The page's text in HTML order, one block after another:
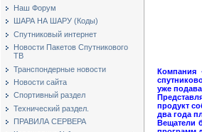
Наш Форум
ШАРА НА ШАРУ (Коды)
Спутниковый интернет
Новости Пакетов Спутникового
ТВ
Транспондерные новости
Новости сайта
Спортивный раздел
Технический раздел.
ПРАВИЛА СЕРВЕРА
Компания
уже
продукт
два года
Вещатели